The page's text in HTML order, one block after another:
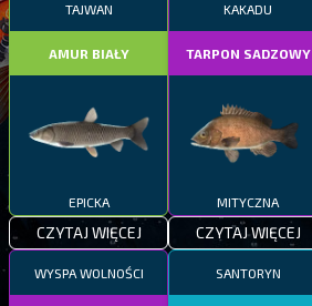
TAJWAN
AMUR BIAŁY
EPICKA
CZYTAJ WIĘCEJ
KAKADU
TARPON SADZOWY
MITYCZNA
CZYTAJ WIĘCEJ
WYSPA WOLNOŚCI SANTORYN